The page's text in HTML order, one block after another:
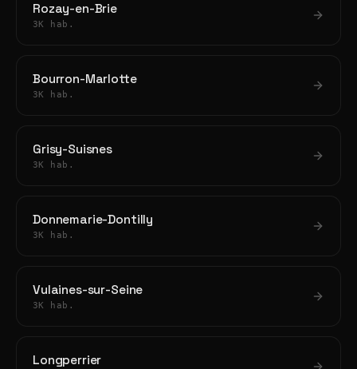
Rozay-en-Brie
3K hab.
Bourron-Marlotte
3K hab.
Grisy-Suisnes
3K hab.
Donnemarie-Dontilly
3K hab.
Vulaines-sur-Seine
3K hab.
Longperrier